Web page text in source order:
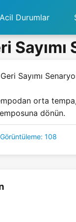
Acil Durumlar
Geri Sayımı
orta
dönün.
Görüntüleme: 108